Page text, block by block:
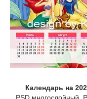
Календарь на